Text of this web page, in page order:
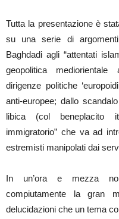
Tutta la presentazione è
su una serie di
Baghdadi agli “attentati
geopolitica
dirigenze politiche
anti-europee; dallo
libica (col beneplacito
immigratorio” che va ad
estremisti manipolati dai
In un’ora e mezza
compiutamente la gran
delucidazioni che un tema